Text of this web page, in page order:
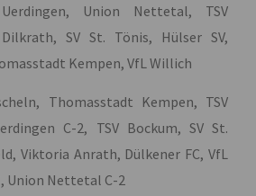
Union Nettetal, TSV
SV St. Tönis, Hülser SV,
Kempen, VfL Willich
Thomasstadt Kempen, TSV
C-2, TSV Bockum, SV St.
Viktoria Anrath, Dülkener FC, VfL
Union Nettetal C-2